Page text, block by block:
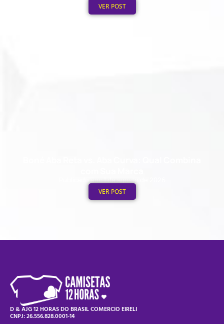
VER POST
Publicado em: 1 de agosto de 2026
VER POST
D & AJG 12 HORAS DO BRASIL COMERCIO EIRELI
CNPJ: 26.556.828.0001-14